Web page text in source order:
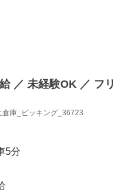
／ 未経験OK ／ フ
庫_ピッキング_36723
5分